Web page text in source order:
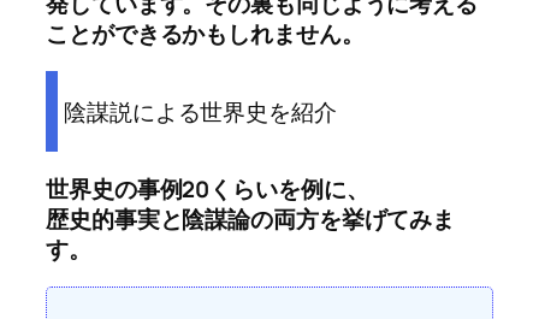
ことができるかもしれません。
陰謀説による世界史を紹介
世界史の事例20くらいを例に、
歴史的事実と陰謀論の両方を挙げてみま
す。